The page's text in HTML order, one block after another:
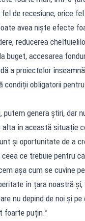
de recesiune, orice
avea niște efecte
reducerea
buget, accesarea
a proiectelor
condiții obligatorii
genera știri, dar
alta în această situație
și oportunitate de a
ce trebuie pentru
așa cum se cuvine
în țara noastră și,
nu depind de noi și pe
foarte puțin.”